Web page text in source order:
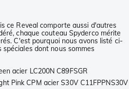
ce Reveal comporte aussi d'autres
chaque couteau Spyderco mérite
C'est pourquoi nous avons listé ci-
dont nous sommes
acier LC200N C89FSGR
Pink CPM acier S30V C11FPPNS30V